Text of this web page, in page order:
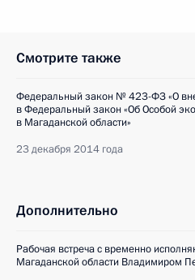
Смотрите также
Федеральный закон № 423-ФЗ «О
в Федеральный закон «Об Особой
в Магаданской области»
23 декабря 2014 года
Дополнительно
Рабочая встреча с временно
Магаданской области Владимиром